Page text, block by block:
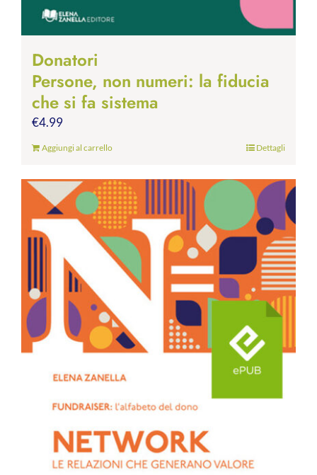
Donatori
Persone, non numeri: la fiducia
che si fa sistema
€4.99
Aggiungi al carrello Dettagli